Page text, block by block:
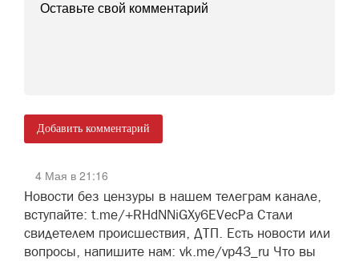
Добавить комментарий
4 Мая в 21:16
Новости без цензуры в нашем телеграм канале,
вступайте: t.me/+RHdNNiGXy6EVecPa Стали
свидетелем происшествия, ДТП. Есть новости или
вопросы, напишите нам: vk.me/vp43_ru Что вы